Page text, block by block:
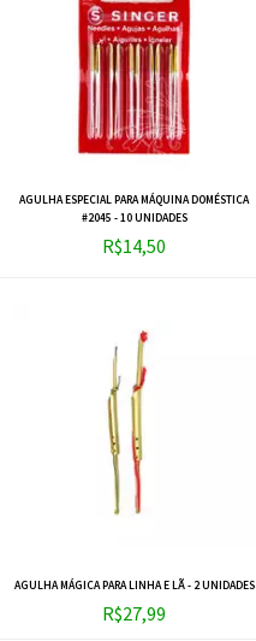
AGULHA ESPECIAL PARA MÁQUINA DOMÉSTICA
#2045 - 10 UNIDADES
R$14,50
AGULHA MÁGICA PARA LINHA E LÃ - 2 UNIDADES
R$27,99